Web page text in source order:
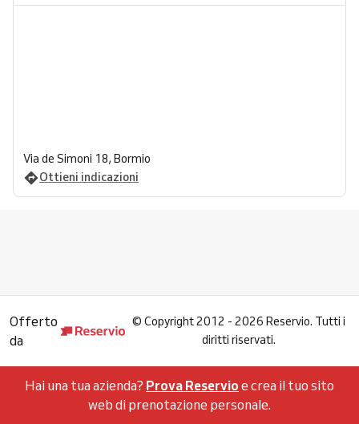
Via de Simoni 18, Bormio
Ottieni indicazioni
Offerto
da
© Copyright 2012 - 2026 Reservio. Tutti i
diritti riservati.
Hai una tua azienda? Prova Reservio e crea il tuo sito
web di prenotazione personale.